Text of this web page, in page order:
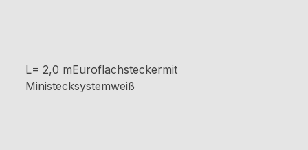
L= 2,0 mEuroflachsteckermit
Ministecksystemweiß